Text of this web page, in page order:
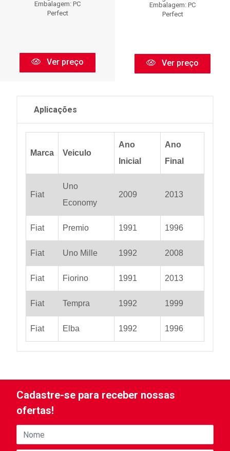
Embalagem: PC
Perfect
Ver preço
Embalagem: PC
Perfect
Ver preço
Aplicações
Marca Veiculo
Ano
Inicial
Ano
Final
Fiat
Uno
Economy
2009 2013
Fiat Premio 1991 1996
Fiat Uno Mille 1992 2008
Fiat Fiorino 1991 2013
Fiat Tempra 1992 1999
Fiat Elba 1992 1996
Cadastre-se para receber nossas
ofertas!